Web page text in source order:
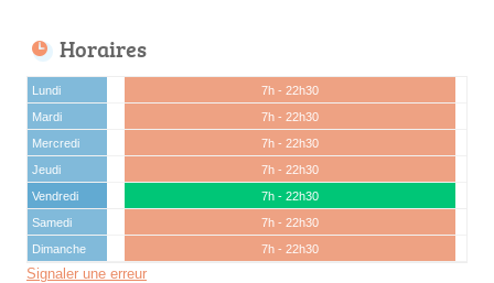
Horaires
Lundi
7h - 22h30
Mardi
7h - 22h30
Mercredi
7h - 22h30
Jeudi
7h - 22h30
Vendredi
7h - 22h30
Samedi
7h - 22h30
Dimanche
7h - 22h30
Signaler une erreur